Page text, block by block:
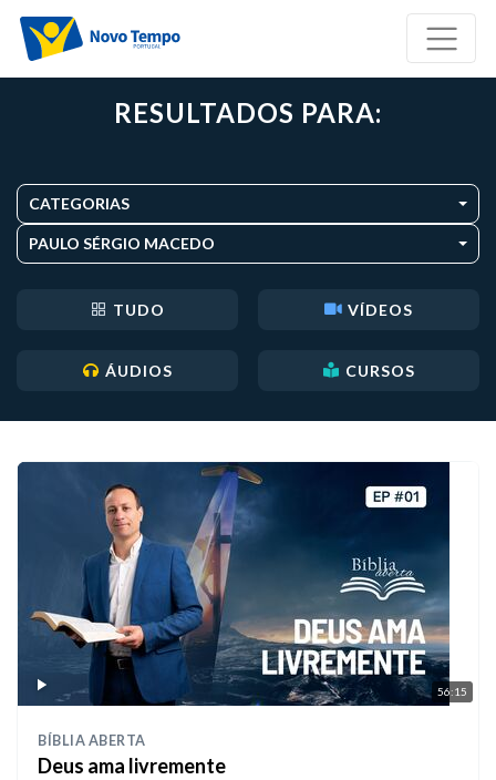
RESULTADOS PARA:
CATEGORIAS
PAULO SÉRGIO MACEDO
TUDO VÍDEOS
ÁUDIOS CURSOS
56:15
BÍBLIA ABERTA
Deus ama livremente